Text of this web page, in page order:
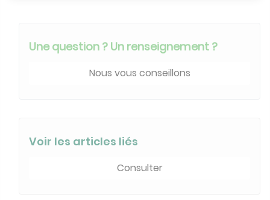
Une question ? Un renseignement ?
Nous vous conseillons
Voir les articles liés
Consulter